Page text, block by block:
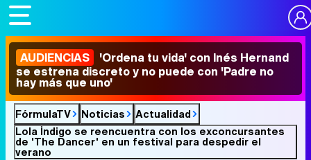
AUDIENCIAS 'Ordena tu vida' con Inés Hernand
se estrena discreto y no puede con 'Padre no
hay más que uno'
FórmulaTV Noticias
Actualidad
Lola Índigo se reencuentra con los exconcursantes
de 'The Dancer' en un festival para despedir el
verano